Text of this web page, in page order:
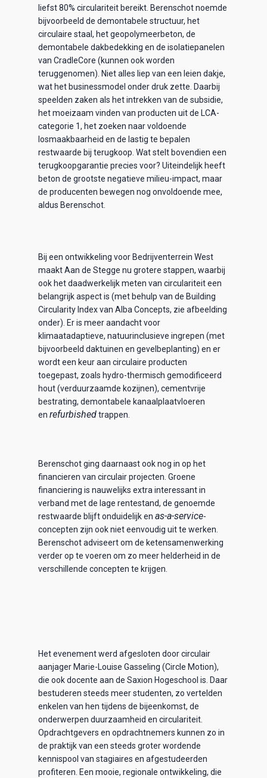
liefst 80% circulariteit bereikt. Berenschot noemde
bijvoorbeeld de demontabele structuur, het
circulaire staal, het geopolymeerbeton, de
demontabele dakbedekking en de isolatiepanelen
van CradleCore (kunnen ook worden
teruggenomen). Niet alles liep van een leien dakje,
wat het businessmodel onder druk zette. Daarbij
speelden zaken als het intrekken van de subsidie,
het moeizaam vinden van producten uit de LCA-
categorie 1, het zoeken naar voldoende
losmaakbaarheid en de lastig te bepalen
restwaarde bij terugkoop. Wat stelt bovendien een
terugkoopgarantie precies voor? Uiteindelijk heeft
beton de grootste negatieve milieu-impact, maar
de producenten bewegen nog onvoldoende mee,
aldus Berenschot.
Bij een ontwikkeling voor Bedrijventerrein West
maakt Aan de Stegge nu grotere stappen, waarbij
ook het daadwerkelijk meten van circulariteit een
belangrijk aspect is (met behulp van de Building
Circularity Index van Alba Concepts, zie afbeelding
onder). Er is meer aandacht voor
klimaatadaptieve, natuurinclusieve ingrepen (met
bijvoorbeeld daktuinen en gevelbeplanting) en er
wordt een keur aan circulaire producten
toegepast, zoals hydro-thermisch gemodificeerd
hout (verduurzaamde kozijnen), cementvrije
bestrating, demontabele kanaalplaatvloeren
enrefurbishedtrappen.
Berenschot ging daarnaast ook nog in op het
financieren van circulair projecten. Groene
financiering is nauwelijks extra interessant in
verband met de lage rentestand, de genoemde
restwaarde blijft onduidelijk enas-a-service-
concepten zijn ook niet eenvoudig uit te werken.
Berenschot adviseert om de ketensamenwerking
verder op te voeren om zo meer helderheid in de
verschillende concepten te krijgen.
Het evenement werd afgesloten door circulair
aanjager Marie-Louise Gasseling (Circle Motion),
die ook docente aan de Saxion Hogeschool is. Daar
bestuderen steeds meer studenten, zo vertelden
enkelen van hen tijdens de bijeenkomst, de
onderwerpen duurzaamheid en circulariteit.
Opdrachtgevers en opdrachtnemers kunnen zo in
de praktijk van een steeds groter wordende
kennispool van stagiaires en afgestudeerden
profiteren. Een mooie, regionale ontwikkeling, die